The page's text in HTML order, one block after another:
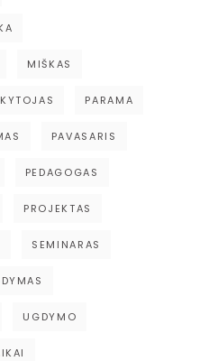
MIŠKAS
PARAMA
PAVASARIS
PEDAGOGAS
PROJEKTAS
SEMINARAS
UGDYMO